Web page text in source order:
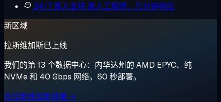
24/7 真人支持 真人工程师，几分钟响应
新区域
拉斯维加斯已上线
我们的第 13 个数据中心：内华达州的 AMD EPYC、纯
NVMe 和 40 Gbps 网络。60 秒部署。
在拉斯维加斯部署 →